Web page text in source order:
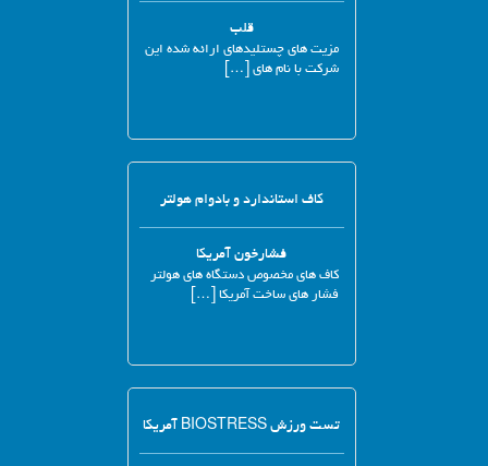
قلب
مزیت های چستلیدهای ارائه شده این
شرکت با نام های […]
کاف استاندارد و بادوام هولتر
فشارخون آمریکا
کاف های مخصوص دستگاه های هولتر
فشار های ساخت آمریکا […]
تست ورزش BIOSTRESS آمریکا